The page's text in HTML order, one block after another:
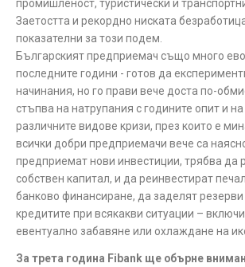
промишленост, туристически и
Заетостта и рекордно ниската
показателни за този подем.
Българският предприемач също много
последните години - готов да
начинания, но го прави вече доста по-
стъпва на натрупания с годините опит и на
различните видове кризи, през които е
всички добри предприемачи вече са
предприемат нови инвестиции, трябва да
собствен капитал, и да реинвестират
банково финансиране, да заделят
кредитите при всякакви ситуации –
евентуално забавяне или охлаждане на
За трета година Fibank ще обърне